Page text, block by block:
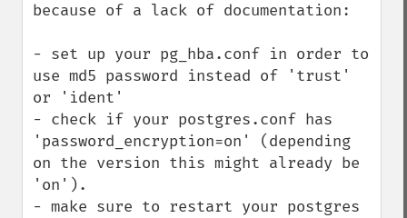
because of a lack of documentation:
- set up your pg_hba.conf in order to
use md5 password instead of 'trust'
or 'ident'
- check if your postgres.conf has
'password_encryption=on' (depending
on the version this might already be
'on').
- make sure to restart your postgres